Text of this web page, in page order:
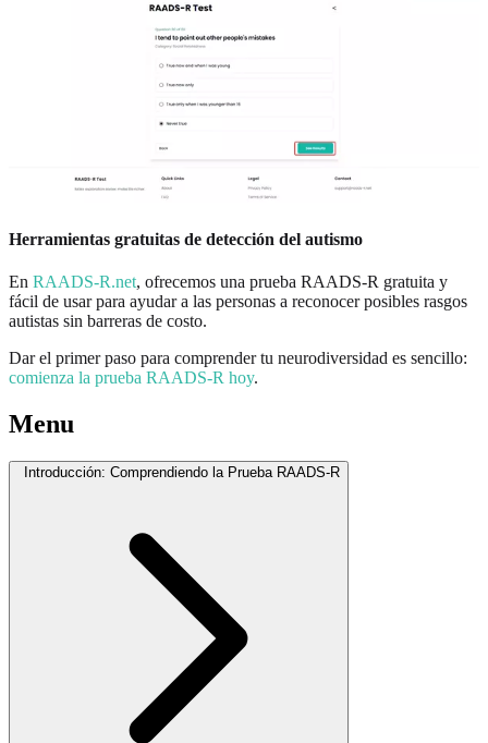
Herramientas gratuitas de detección del autismo
En RAADS-R.net, ofrecemos una prueba RAADS-R gratuita y
fácil de usar para ayudar a las personas a reconocer posibles rasgos
autistas sin barreras de costo.
Dar el primer paso para comprender tu neurodiversidad es sencillo:
comienza la prueba RAADS-R hoy.
Menu
Introducción: Comprendiendo la Prueba RAADS-R